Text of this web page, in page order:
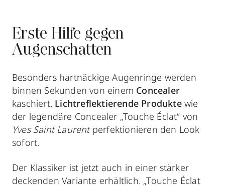
Erste Hilfe gegen
Augenschatten
Besonders hartnäckige Augenringe werden
binnen Sekunden von einem Concealer
kaschiert. Lichtreflektierende Produktewie
der legendäre Concealer „Touche Éclat“ von
Yves Saint Laurentperfektionieren den Look
sofort.
Der Klassiker ist jetzt auch in einer stärker
deckenden Variante erhältlich. „Touche Éclat